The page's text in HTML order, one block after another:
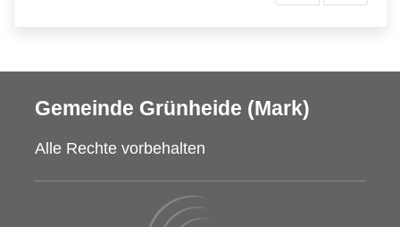
Gemeinde Grünheide (Mark)
Alle Rechte vorbehalten